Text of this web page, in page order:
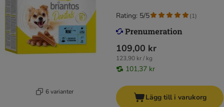
6 varianter
109,00 kr
123,90 kr / kg
101,37 kr
Rating: 5/5 (1)
Lägg till i varukorg